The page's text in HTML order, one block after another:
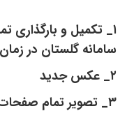
۱_ تکمیل و
سامانه گلستان در
۲_ عکس جدید
۳_ تصویر تمام صفحات شناسنامه دانشجو